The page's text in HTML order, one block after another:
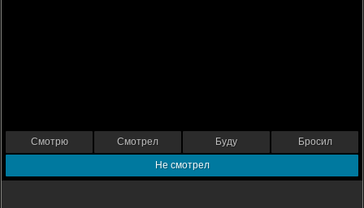
Смотрю Смотрел Буду Бросил
Не смотрел